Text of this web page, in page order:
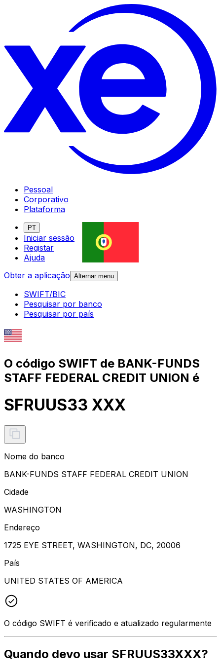
Pessoal
Corporativo
Plataforma
PT
Iniciar sessão
Registar
Ajuda
Obter a aplicação Alternar menu
SWIFT/BIC
Pesquisar por banco
Pesquisar por país
O código SWIFT de BANK-FUNDS
STAFF FEDERAL CREDIT UNION é
SFRUUS33 XXX
Nome do banco
BANK-FUNDS STAFF FEDERAL CREDIT UNION
Cidade
WASHINGTON
Endereço
1725 EYE STREET, WASHINGTON, DC, 20006
País
UNITED STATES OF AMERICA
O código SWIFT é verificado e atualizado regularmente
Quando devo usar SFRUUS33XXX?